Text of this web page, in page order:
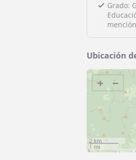
Grado:
Ubicación
+ −
2 km
1 mi